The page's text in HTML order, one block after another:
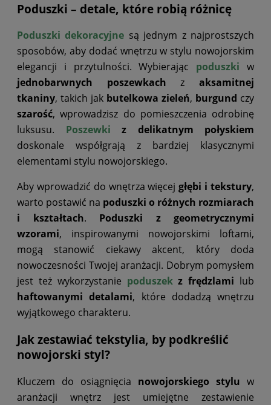
Poduszki – detale, które robią różnicę
Poduszki dekoracyjne są jednym z najprostszych
sposobów, aby dodać wnętrzu w stylu nowojorskim
elegancji i przytulności. Wybierając poduszki w
jednobarwnych poszewkach zaksamitnej
tkaniny, takich jak butelkowa zieleń, burgund czy
szarość, wprowadzisz do pomieszczenia odrobinę
luksusu. Poszewki z delikatnym połyskiem
doskonale współgrają z bardziej klasycznymi
elementami stylu nowojorskiego.
Aby wprowadzić do wnętrza więcejgłębi i tekstury,
warto postawić na poduszki o różnych rozmiarach
i kształtach. Poduszki z geometrycznymi
wzorami, inspirowanymi nowojorskimi loftami,
mogą stanowić ciekawy akcent, który doda
nowoczesności Twojej aranżacji. Dobrym pomysłem
jest też wykorzystanie poduszekz frędzlami lub
haftowanymi detalami, które dodadzą wnętrzu
wyjątkowego charakteru.
Jak zestawiać tekstylia, by podkreślić
nowojorski styl?
Kluczem do osiągnięcia nowojorskiego stylu w
aranżacji wnętrz jest umiejętne zestawienie